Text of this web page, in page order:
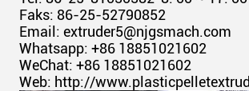
Faks: 86-25-52790852
Email: extruder5@njgsmach.com
Whatsapp: +86 18851021602
WeChat: +86 18851021602
Web: http://